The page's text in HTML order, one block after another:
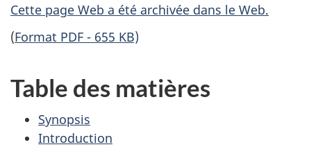
A
r
c
h
Cette page Web a été archivée dans le Web.
(Format PDF - 655 KB)
Table des matières
Synopsis
Introduction